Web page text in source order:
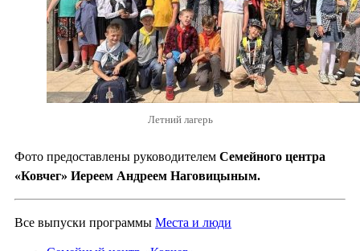
Летний лагерь
Фото предоставлены руководителем Семейного центра
«Ковчег» Иереем Андреем Наговицыным.
Все выпуски программы Места и люди